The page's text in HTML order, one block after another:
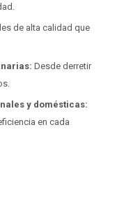
de alta calidad que
Desde derretir
y domésticas:
en cada